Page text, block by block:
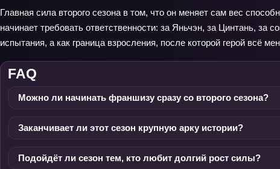
Главная сила второго сезона в том, что он меняет сам вес
начинает требовать ответственности: за Яньчэн, за Цинтань, за
испытания, а как граница взросления, после которой герой всё
FAQ
Можно ли начинать франшизу сразу со второго сезона?
Заканчивает ли этот сезон крупную арку истории?
Подойдёт ли сезон тем, кто любит долгий рост силы?